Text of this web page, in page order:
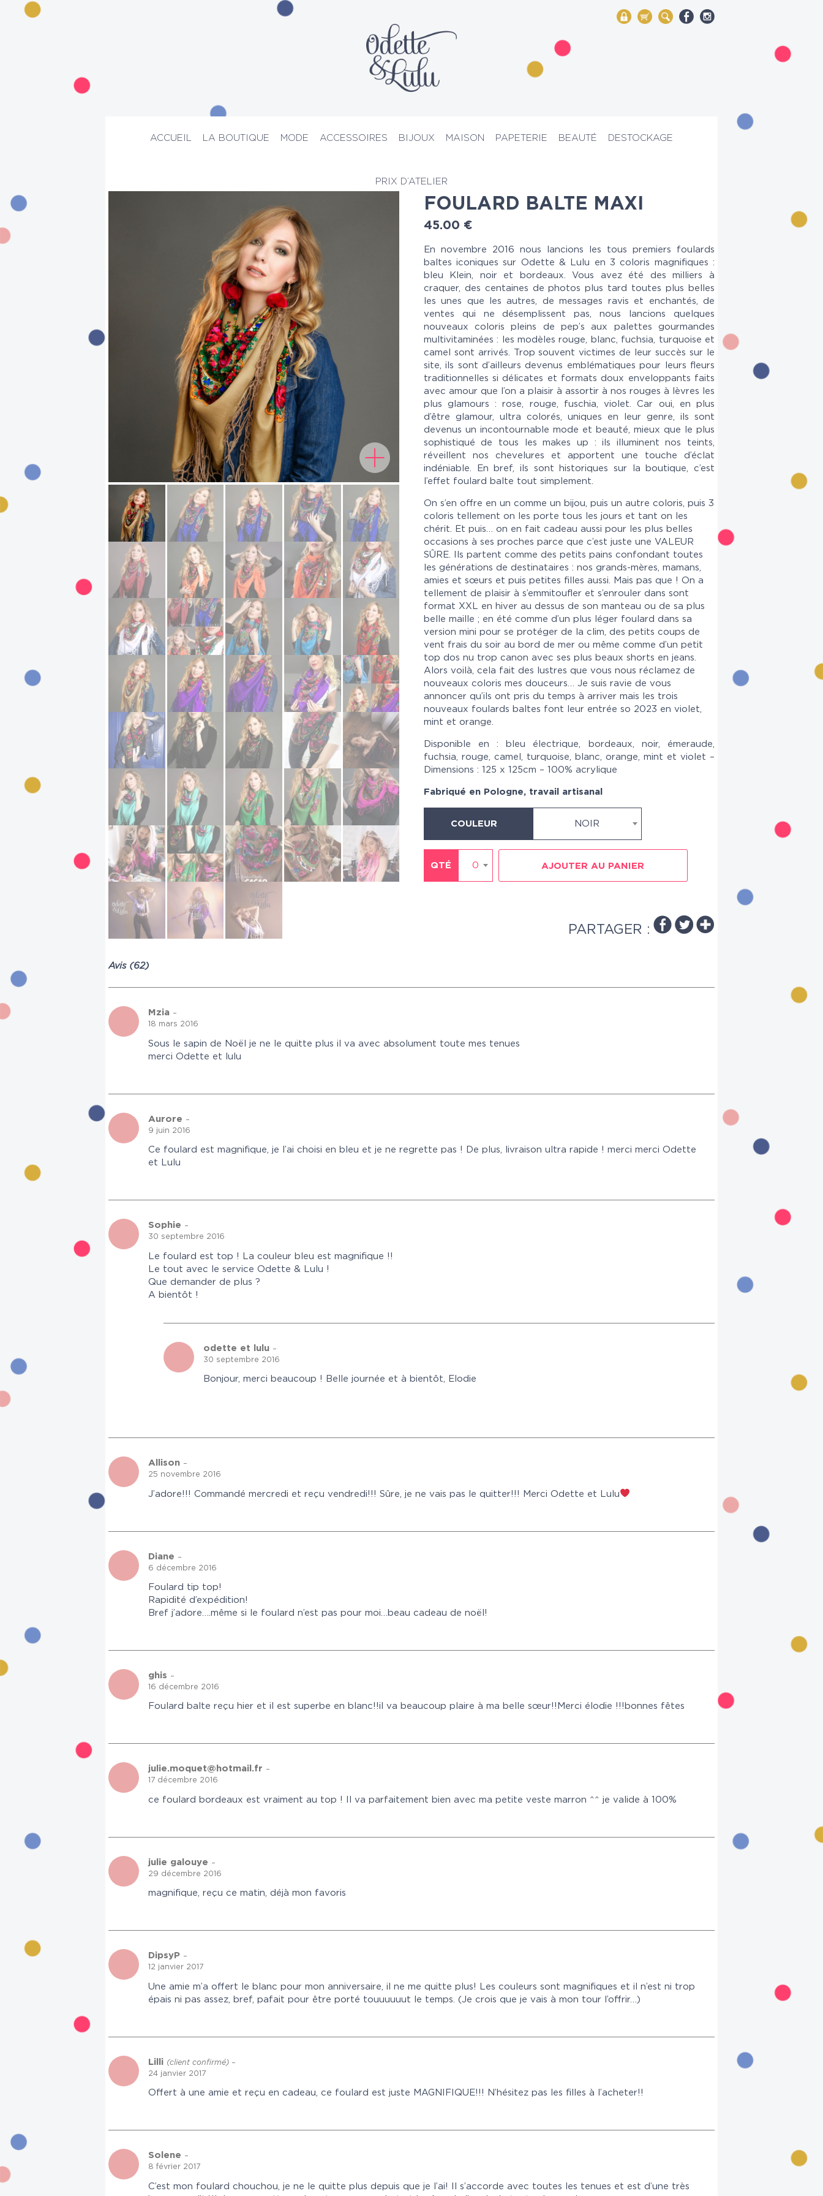
My Account
Mon panier
Rechercher
ACCUEIL LA BOUTIQUE MODE ACCESSOIRES BIJOUX MAISON PAPETERIE BEAUTÉ DESTOCKAGE
PRIX D’ATELIER
FOULARD BALTE MAXI
45.00 €
En novembre 2016 nous lancions les tous premiers foulards
baltes iconiques sur Odette & Lulu en 3 coloris magnifiques :
bleu Klein, noir et bordeaux. Vous avez été des milliers à
craquer, des centaines de photos plus tard toutes plus belles
les unes que les autres, de messages ravis et enchantés, de
ventes qui ne désemplissent pas, nous lancions quelques
nouveaux coloris pleins de pep’s aux palettes gourmandes
multivitaminées : les modèles rouge, blanc, fuchsia, turquoise et
camel sont arrivés. Trop souvent victimes de leur succès sur le
site, ils sont d’ailleurs devenus emblématiques pour leurs fleurs
traditionnelles si délicates et formats doux enveloppants faits
avec amour que l’on a plaisir à assortir à nos rouges à lèvres les
plus glamours : rose, rouge, fuschia, violet. Car oui, en plus
d’être glamour, ultra colorés, uniques en leur genre, ils sont
devenus un incontournable mode et beauté, mieux que le plus
sophistiqué de tous les makes up : ils illuminent nos teints,
réveillent nos chevelures et apportent une touche d’éclat
indéniable. En bref, ils sont historiques sur la boutique, c’est
l’effet foulard balte tout simplement.
On s’en offre en un comme un bijou, puis un autre coloris, puis 3
coloris tellement on les porte tous les jours et tant on les
chérit. Et puis… on en fait cadeau aussi pour les plus belles
occasions à ses proches parce que c’est juste une VALEUR
SÛRE. Ils partent comme des petits pains confondant toutes
les générations de destinataires : nos grands-mères, mamans,
amies et sœurs et puis petites filles aussi. Mais pas que ! On a
tellement de plaisir à s’emmitoufler et s’enrouler dans sont
format XXL en hiver au dessus de son manteau ou de sa plus
belle maille ; en été comme d’un plus léger foulard dans sa
version mini pour se protéger de la clim, des petits coups de
vent frais du soir au bord de mer ou même comme d’un petit
top dos nu trop canon avec ses plus beaux shorts en jeans.
Alors voilà, cela fait des lustres que vous nous réclamez de
nouveaux coloris mes douceurs… Je suis ravie de vous
annoncer qu’ils ont pris du temps à arriver mais les trois
nouveaux foulards baltes font leur entrée so 2023 en violet,
mint et orange.
Disponible en : bleu électrique, bordeaux, noir, émeraude,
fuchsia, rouge, camel, turquoise, blanc, orange, mint et violet –
Dimensions : 125 x 125cm – 100% acrylique
Fabriqué en Pologne, travail artisanal
COULEUR NOIR
QTÉ 0 AJOUTER AU PANIER
PARTAGER :
Avis (62)
Mzia –
18 mars 2016
Sous le sapin de Noël je ne le quitte plus il va avec absolument toute mes tenues
merci Odette et lulu
Aurore –
9 juin 2016
Ce foulard est magnifique, je l’ai choisi en bleu et je ne regrette pas ! De plus, livraison ultra rapide ! merci merci Odette
et Lulu
Sophie –
30 septembre 2016
Le foulard est top ! La couleur bleu est magnifique !!
Le tout avec le service Odette & Lulu !
Que demander de plus ?
A bientôt !
odette et lulu –
30 septembre 2016
Bonjour, merci beaucoup ! Belle journée et à bientôt, Elodie
Allison –
25 novembre 2016
J’adore!!! Commandé mercredi et reçu vendredi!!! Sûre, je ne vais pas le quitter!!! Merci Odette et Lulu
Diane –
6 décembre 2016
Foulard tip top!
Rapidité d’expédition!
Bref j’adore….même si le foulard n’est pas pour moi…beau cadeau de noël!
ghis –
16 décembre 2016
Foulard balte reçu hier et il est superbe en blanc!!il va beaucoup plaire à ma belle sœur!!Merci élodie !!!bonnes fêtes
julie.moquet@hotmail.fr –
17 décembre 2016
ce foulard bordeaux est vraiment au top ! Il va parfaitement bien avec ma petite veste marron ^^ je valide à 100%
julie galouye –
29 décembre 2016
magnifique, reçu ce matin, déjà mon favoris
DipsyP –
12 janvier 2017
Une amie m’a offert le blanc pour mon anniversaire, il ne me quitte plus! Les couleurs sont magnifiques et il n’est ni trop
épais ni pas assez, bref, pafait pour être porté touuuuuut le temps. (Je crois que je vais à mon tour l’offrir…)
Lilli (client confirmé) –
24 janvier 2017
Offert à une amie et reçu en cadeau, ce foulard est juste MAGNIFIQUE!!! N’hésitez pas les filles à l’acheter!!
Solene –
8 février 2017
C’est mon foulard chouchou, je ne le quitte plus depuis que je l’ai! Il s’accorde avec toutes les tenues et est d’une très